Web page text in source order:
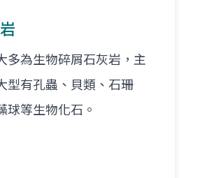
多為生物碎屑石灰岩，主
型有孔蟲、貝類、石珊
球等生物化石。